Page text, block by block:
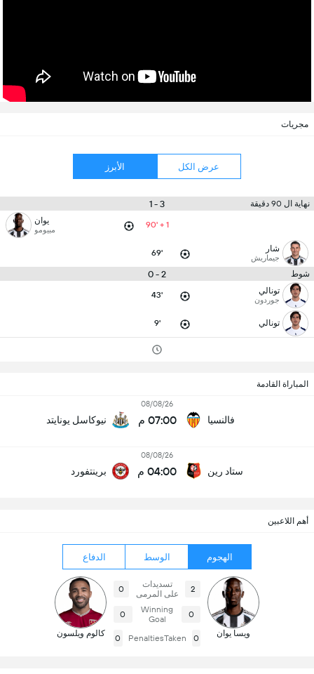
مجريات
عرض الكل الأبرز
نهاية ال 90 دقيقة 3 - 1
90' + 1 يوان
مبيومو
شار
جيماريش 69'
شوط 2 - 0
تونالي
جوردون 43'
تونالي 9'
المباراة القادمة
فالنسيا
08/08/26
07:00 م نيوكاسل يونايتد
ستاد رين
08/08/26
04:00 م برينتفورد
أهم اللاعبين
الهجوم الوسط الدفاع
ويسا يوان
2
تسديدات
على المرمى
0
0
Winning
Goal
0
0
PenaltiesTaken
0 كالوم ويلسون